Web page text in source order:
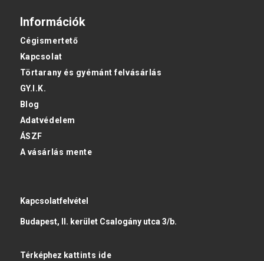
Információk
Cégismertető
Kapcsolat
Törtarany és gyémánt felvásárlás
GY.I.K.
Blog
Adatvédelem
ÁSZF
A vásárlás mente
Kapcsolatfelvétel
Budapest, II. kerület Csalogány utca 3/b.
Térképhez kattints ide